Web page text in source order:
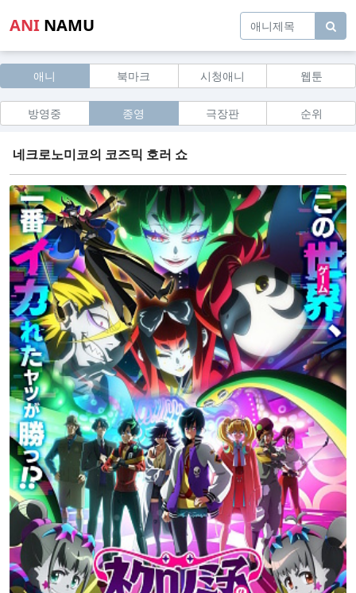
ANI NAMU
애니 북마크 시청애니 웹툰
방영중 종영 극장판 순위
네크로노미코의 코즈믹 호러 쇼